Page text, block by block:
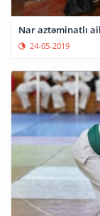
Nar aztəminatlı
24-05-2019